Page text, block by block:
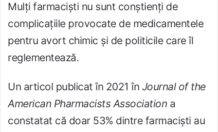
Mulți farmaciști nu sunt conștienți de
complicațiile provocate de medicamentele
pentru avort chimic și de politicile care îl
reglementează.
Un articol publicat în 2021 în Journal of the
American Pharmacists Association a
constatat că doar 53% dintre farmaciști au